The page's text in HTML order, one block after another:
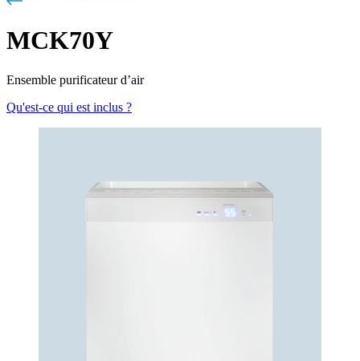
MCK70Y
Ensemble purificateur d’air
Qu'est-ce qui est inclus ?